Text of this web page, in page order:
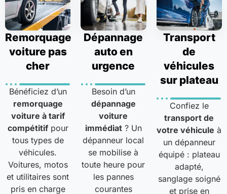
Remorquage
voiture pas
cher
Bénéficiez d’un
remorquage
voiture à tarif
compétitifpour
tous types de
véhicules.
Voitures, motos
et utilitaires sont
pris en charge
Dépannage
auto en
urgence
Besoin d’un
dépannage
voiture
immédiat? Un
dépanneur local
se mobilise à
toute heure pour
les pannes
courantes
Transport
de
véhicules
sur plateau
Confiez le
transport de
votre véhicule à
un dépanneur
équipé : plateau
adapté,
sanglage soigné
et prise en